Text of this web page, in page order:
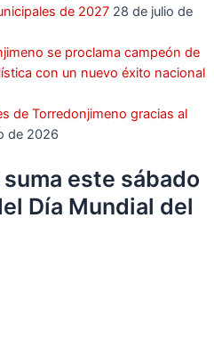
de 2027 28 de julio de
se proclama campeón de
con un nuevo éxito nacional
de Torredonjimeno gracias al
de 2026
este sábado
Día Mundial del